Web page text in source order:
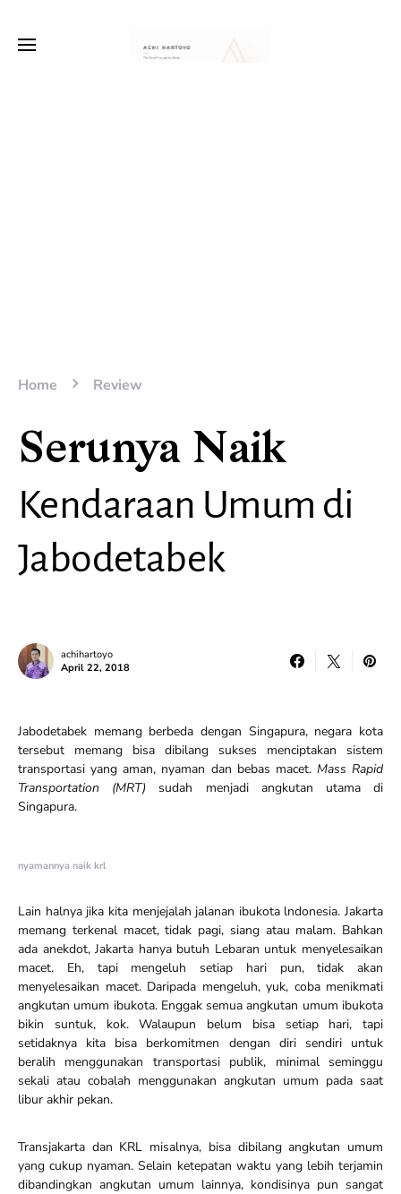
Home Review
Serunya Naik
Kendaraan Umum di
Jabodetabek
achihartoyo
April 22, 2018
Jabodetabek memang berbeda dengan Singapura, negara kota
tersebut memang bisa dibilang sukses menciptakan sistem
transportasi yang aman, nyaman dan bebas macet.Mass Rapid
Transportation (MRT) sudah menjadi angkutan utama di
Singapura.
nyamannya naik krl
Lain halnya jika kita menjejalah jalanan ibukota lndonesia. Jakarta
memang terkenal macet, tidak pagi, siang atau malam. Bahkan
ada anekdot, Jakarta hanya butuh Lebaran untuk menyelesaikan
macet. Eh, tapi mengeluh setiap hari pun, tidak akan
menyelesaikan macet. Daripada mengeluh, yuk, coba menikmati
angkutan umum ibukota. Enggak semua angkutan umum ibukota
bikin suntuk, kok. Walaupun belum bisa setiap hari, tapi
setidaknya kita bisa berkomitmen dengan diri sendiri untuk
beralih menggunakan transportasi publik, minimal seminggu
sekali atau cobalah menggunakan angkutan umum pada saat
libur akhir pekan.
Transjakarta dan KRL misalnya, bisa dibilang angkutan umum
yang cukup nyaman. Selain ketepatan waktu yang lebih terjamin
dibandingkan angkutan umum lainnya, kondisinya pun sangat